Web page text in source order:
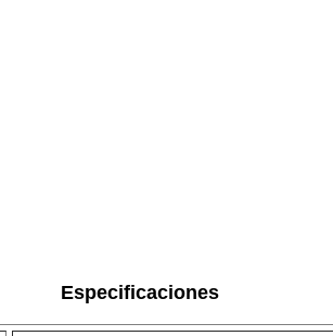
Especificaciones